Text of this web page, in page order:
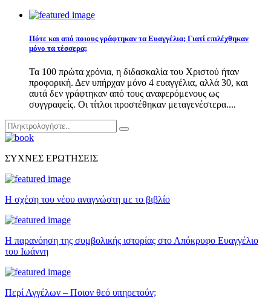
Πότε και από ποιους γράφτηκαν τα Ευαγγέλια; Γιατί επιλέχθηκαν
μόνο τα τέσσερα;
Τα 100 πρώτα χρόνια, η διδασκαλία του Χριστού ήταν
προφορική. Δεν υπήρχαν μόνο 4 ευαγγέλια, αλλά 30, και
αυτά δεν γράφτηκαν από τους αναφερόμενους ως
συγγραφείς. Οι τίτλοι προστέθηκαν μεταγενέστερα....
Search
for:
Αναζήτηση
ΣΥΧΝΕΣ ΕΡΩΤΗΣΕΙΣ
Η σχέση του νέου αναγνώστη με το βιβλίο
Η παρανόηση της συμβολικής ιστορίας στο Απόκρυφο Ευαγγέλιο
του Ιωάννη
Περί Αγγέλων – Ποιον θεό υπηρετούν;